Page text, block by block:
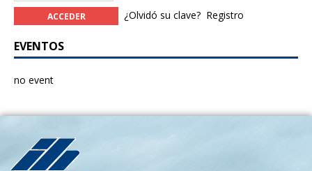
¿Olvidó su clave? Registro
EVENTOS
no event